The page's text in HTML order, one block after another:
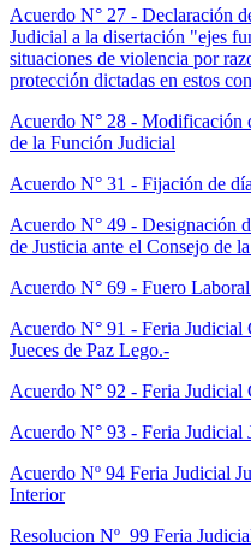
Acuerdo N° 27 - Declaración
Judicial a la disertación "ejes
situaciones de violencia por
protección dictadas en estos
Acuerdo N° 28 - Modificación
de la Función Judicial
Acuerdo N° 31 - Fijación de
Acuerdo N° 49 - Designación
de Justicia ante el Consejo de
Acuerdo N° 69 - Fuero
Acuerdo N° 91 - Feria Judicial
Jueces de Paz Lego.-
Acuerdo N° 92 - Feria Judicial
Acuerdo N° 93 - Feria Judicial
Acuerdo Nº 94 Feria Judicial
Interior
Resolucion Nº 99 Feria